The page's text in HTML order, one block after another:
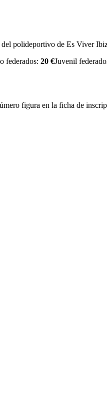
polideportivo de Es Viver
federados: 20 €Juvenil
figura en la ficha de